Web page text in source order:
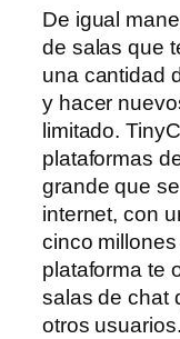
De igual
de salas que
una cantidad
y hacer
limitado.
plataformas
grande que
internet, con
cinco
plataforma te
salas de chat
otros